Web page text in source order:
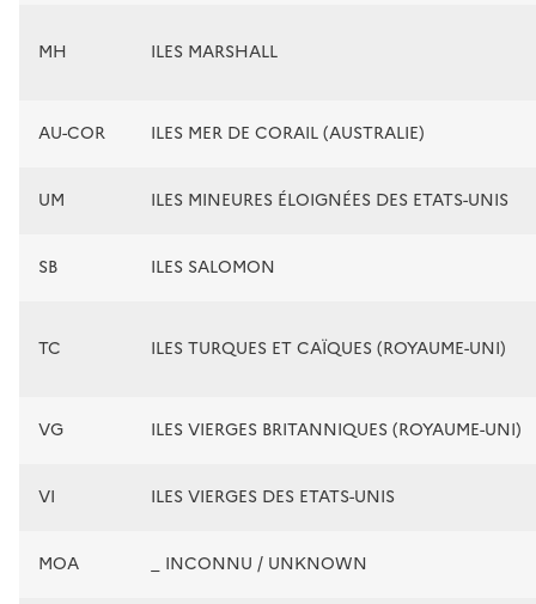
MH ILES MARSHALL
AU-COR ILES MER DE CORAIL (AUSTRALIE)
UM ILES MINEURES ÉLOIGNÉES DES ETATS-UNIS
SB ILES SALOMON
TC ILES TURQUES ET CAÏQUES (ROYAUME-UNI)
VG ILES VIERGES BRITANNIQUES (ROYAUME-UNI)
VI ILES VIERGES DES ETATS-UNIS
MOA _ INCONNU / UNKNOWN